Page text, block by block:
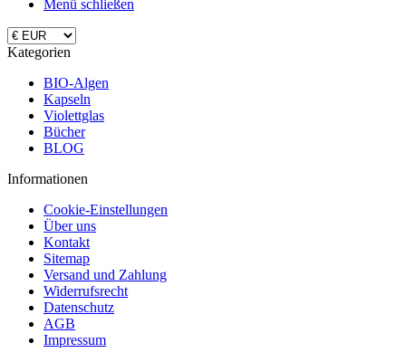
Menü schließen
Kategorien
BIO-Algen
Kapseln
Violettglas
Bücher
BLOG
Informationen
Cookie-Einstellungen
Über uns
Kontakt
Sitemap
Versand und Zahlung
Widerrufsrecht
Datenschutz
AGB
Impressum